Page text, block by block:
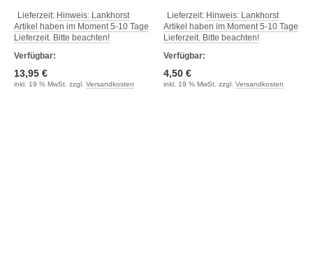
Lieferzeit: Hinweis: Lankhorst
Artikel haben im Moment 5-10 Tage
Lieferzeit. Bitte beachten!
Verfügbar:
13,95 €
inkl. 19 % MwSt. zzgl. Versandkosten
Lieferzeit: Hinweis: Lankhorst
Artikel haben im Moment 5-10 Tage
Lieferzeit. Bitte beachten!
Verfügbar:
4,50 €
inkl. 19 % MwSt. zzgl. Versandkosten